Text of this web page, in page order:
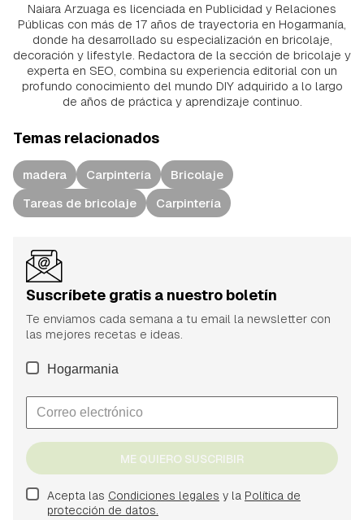
Naiara Arzuaga es licenciada en Publicidad y Relaciones
Públicas con más de 17 años de trayectoria en Hogarmanía,
donde ha desarrollado su especialización en bricolaje,
decoración y lifestyle. Redactora de la sección de bricolaje y
experta en SEO, combina su experiencia editorial con un
profundo conocimiento del mundo DIY adquirido a lo largo
de años de práctica y aprendizaje continuo.
Temas relacionados
madera Carpintería
Bricolaje
Tareas de bricolaje
Carpintería
Suscríbete gratis a nuestro boletín
Te enviamos cada semana a tu email la newsletter con
las mejores recetas e ideas.
Hogarmania
ME QUIERO SUSCRIBIR
Acepta las Condiciones legales y la Política de
protección de datos.